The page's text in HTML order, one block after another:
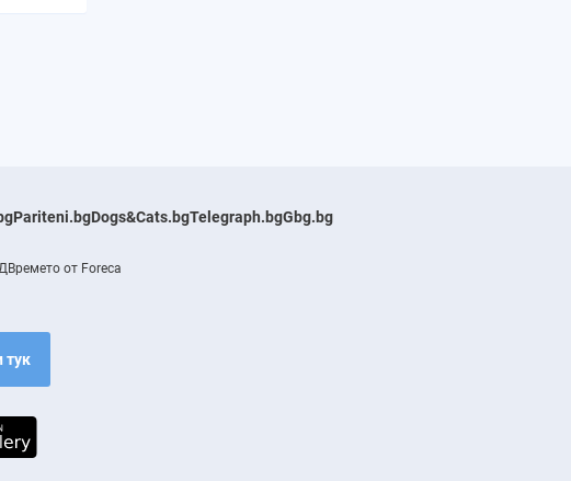
Pariteni.bgDogs&Cats.bgTelegraph.bgGbg.bg
Времето от Foreca
тук